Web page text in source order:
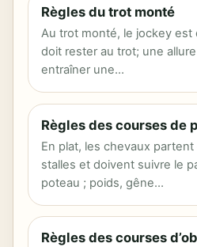
Règles du trot monté
Au trot monté, le jockey est
doit rester au trot; une
entraîner une…
Règles des courses de
En plat, les chevaux
stalles et doivent suivre le
poteau ; poids, gêne…
Règles des courses